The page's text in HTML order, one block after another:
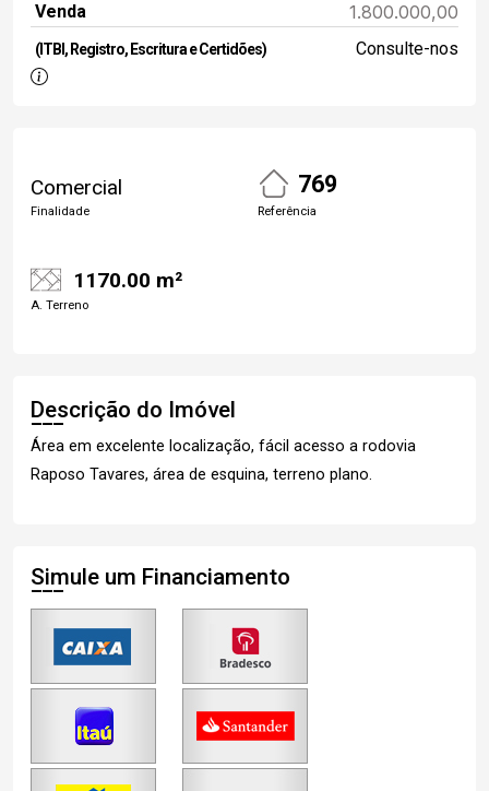
Venda
1.800.000,00
(ITBI, Registro, Escritura e Certidões) Consulte-nos
Comercial
Finalidade
769
Referência
1170.00 m²
A. Terreno
Descrição do Imóvel
Área em excelente localização, fácil acesso a rodovia
Raposo Tavares, área de esquina, terreno plano.
Simule um Financiamento